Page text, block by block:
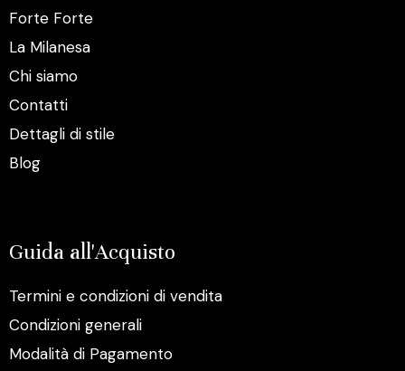
Forte Forte
La Milanesa
Chi siamo
Contatti
Dettagli di stile
Blog
Guida all'Acquisto
Termini e condizioni di vendita
Condizioni generali
Modalità di Pagamento